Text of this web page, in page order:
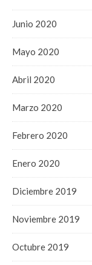
Junio 2020
Mayo 2020
Abril 2020
Marzo 2020
Febrero 2020
Enero 2020
Diciembre 2019
Noviembre 2019
Octubre 2019